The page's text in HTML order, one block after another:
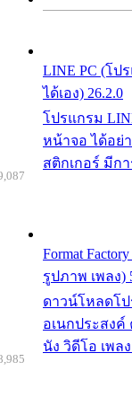
LINE PC (โป
ได้เอง) 26.2.0
โปรแกรม
หน้าจอ ได้อย่
สติกเกอร์ มีก
Format
รูปภาพ เพลง)
ดาวน์โหลดโป
อเนกประสง
นัง วิดีโอ เพล